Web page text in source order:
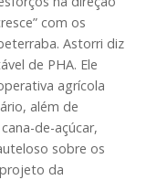
com os
Astorri diz
de PHA. Ele
agrícola
além de
de-açúcar,
sobre os
da